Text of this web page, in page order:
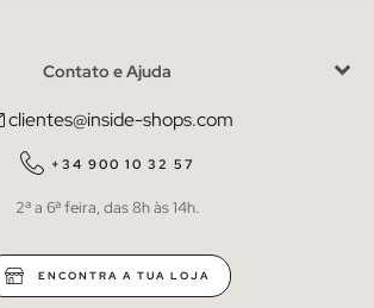
Contato e Ajuda
clientes@inside-shops.com
+34 900 10 32 57
2ª a 6ª feira, das 8h às 14h.
ENCONTRA A TUA LOJA